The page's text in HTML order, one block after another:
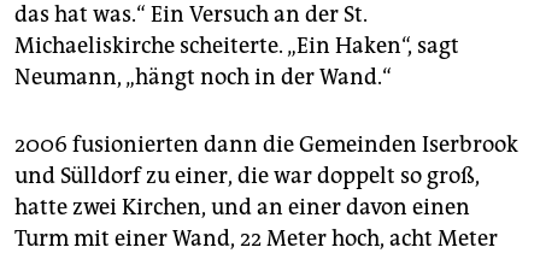
das hat was.“ Ein Versuch an der St.
Michaeliskirche scheiterte. „Ein Haken“, sagt
Neumann, „hängt noch in der Wand.“
2006 fusionierten dann die Gemeinden Iserbrook
und Sülldorf zu einer, die war doppelt so groß,
hatte zwei Kirchen, und an einer davon einen
Turm mit einer Wand, 22 Meter hoch, acht Meter